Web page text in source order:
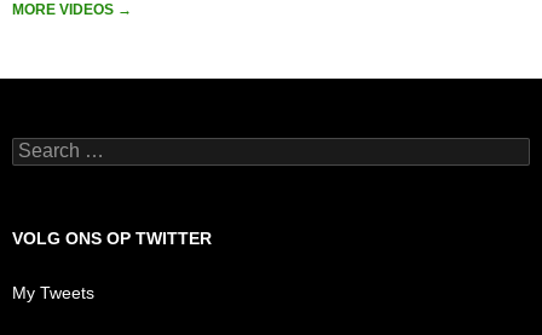
MORE VIDEOS →
Search
for:
VOLG ONS OP TWITTER
My Tweets